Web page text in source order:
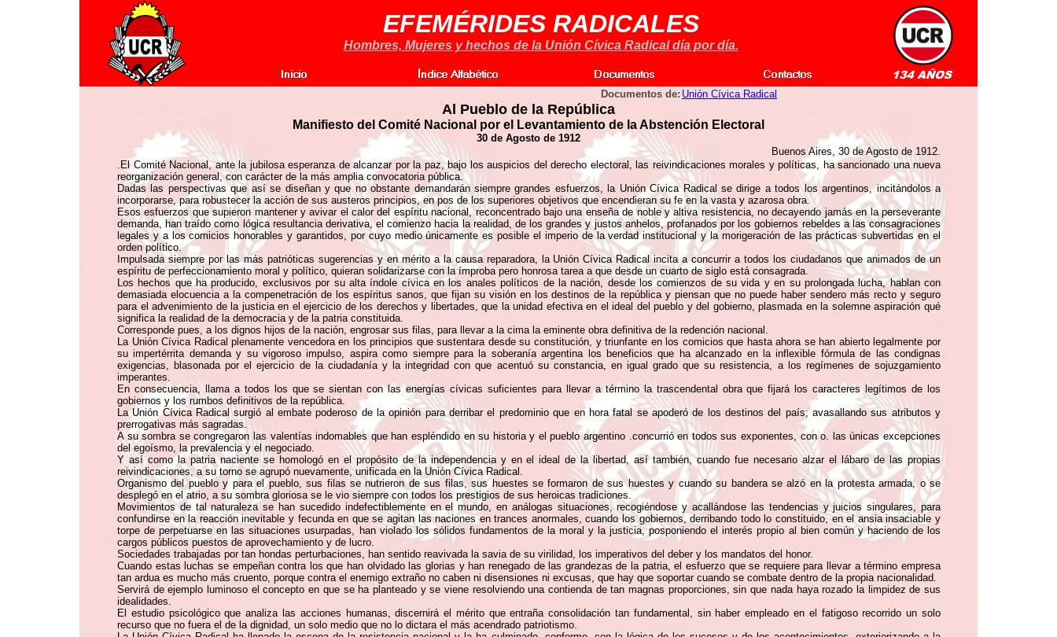
EFEMÉRIDES RADICALES
Hombres, Mujeres y hechos de la Unión Cívica Radical día por día.
Documentos de: Unión Cívica Radical
Al Pueblo de la República
Manifiesto del Comité Nacional por el Levantamiento de la Abstención Electoral
30 de Agosto de 1912
Buenos Aires, 30 de Agosto de 1912.
. El Comité Nacional, ante la jubilosa esperanza de alcanzar por la paz, bajo los auspicios del derecho electoral, las reivindicaciones morales y políticas, ha sancionado una nueva
reorganización general, con carácter de la más amplia convocatoria pública.
Dadas las perspectivas que así se diseñan y que no obstante demandarán siempre grandes esfuerzos, la Unión Cívica Radical se dirige a todos los argentinos, incitándolos a
incorporarse, para robustecer la acción de sus austeros principios, en pos de los superiores objetivos que encendieran su fe en la vasta y azarosa obra.
Esos esfuerzos que supieron mantener y avivar el calor del espíritu nacional, reconcentrado bajo una enseña de noble y altiva resistencia, no decayendo jamás en la perseverante
demanda, han traído como lógica resultancia derivativa, el comienzo hacia la realidad, de los grandes y justos anhelos, profanados por los gobiernos rebeldes a las consagraciones
legales y a los comicios honorables y garantidos, por cuyo medio únicamente es posible el imperio de la verdad institucional y la morigeración de las prácticas subvertidas en el
orden político.
Impulsada siempre por las más patrióticas sugerencias y en mérito a la causa reparadora, la Unión Cívica Radical incita a concurrir a todos los ciudadanos que animados de un
espíritu de perfeccionamiento moral y político, quieran solidarizarse con la ímproba pero honrosa tarea a que desde un cuarto de siglo está consagrada.
Los hechos que ha producido, exclusivos por su alta índole cívica en los anales políticos de la nación, desde los comienzos de su vida y en su prolongada lucha, hablan con
demasiada elocuencia a la compenetración de los espíritus sanos, que fijan su visión en los destinos de la república y piensan que no puede haber sendero más recto y seguro
para el advenimiento de la justicia en el ejercicio de los derechos y libertades, que la unidad efectiva en el ideal del pueblo y del gobierno, plasmada en la solemne aspiración qué
significa la realidad de la democracia y de la patria constituida.
Corresponde pues, a los dignos hijos de la nación, engrosar sus filas, para llevar a la cima la eminente obra definitiva de la redención nacional.
La Unión Cívica Radical plenamente vencedora en los principios que sustentara desde su constitución, y triunfante en los comicios que hasta ahora se han abierto legalmente por
su impertérrita demanda y su vigoroso impulso, aspira como siempre para la soberanía argentina los beneficios que ha alcanzado en la inflexible fórmula de las condignas
exigencias, blasonada por el ejercicio de la ciudadanía y la integridad con que acentuó su constancia, en igual grado que su resistencia, a los regímenes de sojuzgamiento
imperantes.
En consecuencia, llama a todos los que se sientan con las energías cívicas suficientes para llevar a término la trascendental obra que fijará los caracteres legítimos de los
gobiernos y los rumbos definitivos de la república.
La Unión Cívica Radical surgió al embate poderoso de la opinión para derribar el predominio que en hora fatal se apoderó de los destinos del país; avasallando sus atributos y
prerrogativas más sagradas.
A su sombra se congregaron las valentías indomables que han espléndido en su historia y el pueblo argentino .concurrió en todos sus exponentes, con o. las únicas excepciones
del egoísmo, la prevalencia y el negociado.
Y así como la patria naciente se homologó en el propósito de la independencia y en el ideal de la libertad, así también, cuando fue necesario alzar el lábaro de las propias
reivindicaciones, a su torno se agrupó nuevamente, unificada en la Unión Cívica Radical.
Organismo del pueblo y para el pueblo, sus filas se nutrieron de sus filas, sus huestes se formaron de sus huestes y cuando su bandera se alzó en la protesta armada, o se
desplegó en el atrio, a su sombra gloriosa se le vio siempre con todos los prestigios de sus heroicas tradiciones.
Movimientos de tal naturaleza se han sucedido indefectiblemente en el mundo, en análogas situaciones, recogiéndose y acallándose las tendencias y juicios singulares, para
confundirse en la reacción inevitable y fecunda en que se agitan las naciones en trances anormales, cuando los gobiernos, derribando todo lo constituido, en el ansia insaciable y
torpe de perpetuarse en las situaciones usurpadas, han violado los sólidos fundamentos de la moral y la justicia, posponiendo el interés propio al bien común y haciendo de los
cargos públicos puestos de aprovechamiento y de lucro.
Sociedades trabajadas por tan hondas perturbaciones, han sentido reavivada la savia de su virilidad, los imperativos del deber y los mandatos del honor.
Cuando estas luchas se empeñan contra los que han olvidado las glorias y han renegado de las grandezas de la patria, el esfuerzo que se requiere para llevar a término empresa
tan ardua es mucho más cruento, porque contra el enemigo extraño no caben ni disensiones ni excusas, que hay que soportar cuando se combate dentro de la propia nacionalidad.
Servirá de ejemplo luminoso el concepto en que se ha planteado y se viene resolviendo una contienda de tan magnas proporciones, sin que nada haya rozado la limpidez de sus
idealidades.
El estudio psicológico que analiza las acciones humanas, discernirá el mérito que entraña consolidación tan fundamental, sin haber empleado en el fatigoso recorrido un solo
recurso que no fuera el de la dignidad, un solo medio que no lo dictara el más acendrado patriotismo.